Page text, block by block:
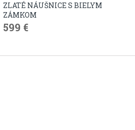
ZLATÉ NÁUŠNICE S BIELYM
ZÁMKOM
599 €